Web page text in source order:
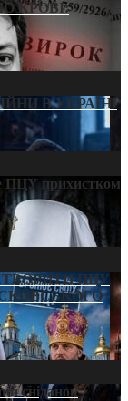
КРОВІ:
В УКРАЇНІ
ПЦУ прихистком
ПЦУ
сніданок